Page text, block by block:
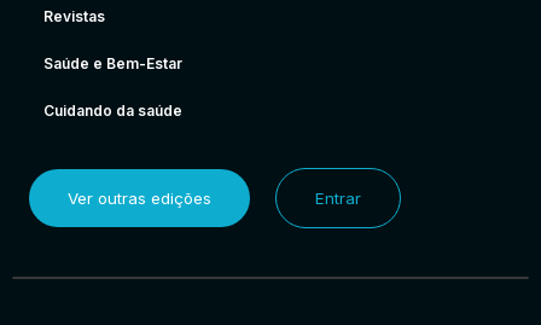
Revistas
Saúde e Bem-Estar
Cuidando da saúde
Ver outras edições Entrar